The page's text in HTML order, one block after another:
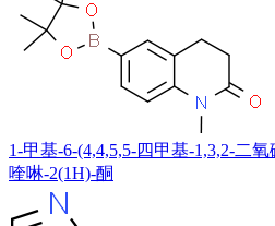
1-甲基-6-(4,4,5,5-四甲基-1,3,2-二
喹啉-2(1H)-酮